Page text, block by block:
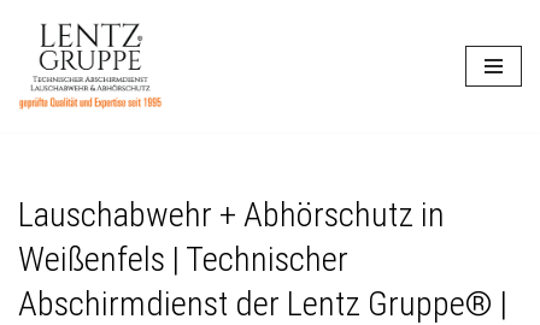
Zum
Inhalt
Lauschabwehr + Abhörschutz in
Weißenfels | Technischer
Abschirmdienst der Lentz Gruppe® |